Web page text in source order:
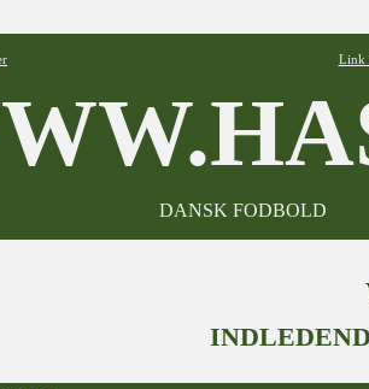
Link
DANSK FODBOLD